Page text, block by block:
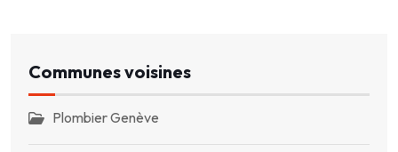
Communes voisines
Plombier Genève